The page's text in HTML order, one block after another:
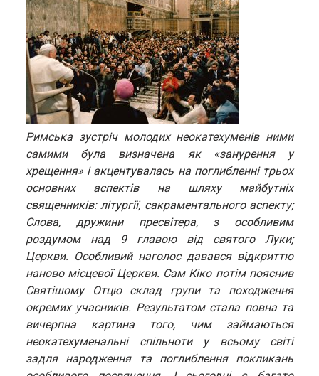
Римська зустріч молодих неокатехуменів ними
самими була визначена як «занурення у
хрещення» і акцентувалась на поглибленні трьох
основних аспектів на шляху майбутніх
священників: літургії, сакраментального аспекту;
Слова, дружини пресвітера, з особливим
роздумом над 9 главою від святого Луки;
Церкви. Особливий наголос давався відкриттю
наново місцевої Церкви. Сам Кіко потім пояснив
Святішому Отцю склад групи та походження
окремих учасників. Результатом стала повна та
вичерпна картина того, чим займаються
неокатехуменальні
спільноти у всьому світі
задля народження та поглиблення покликань